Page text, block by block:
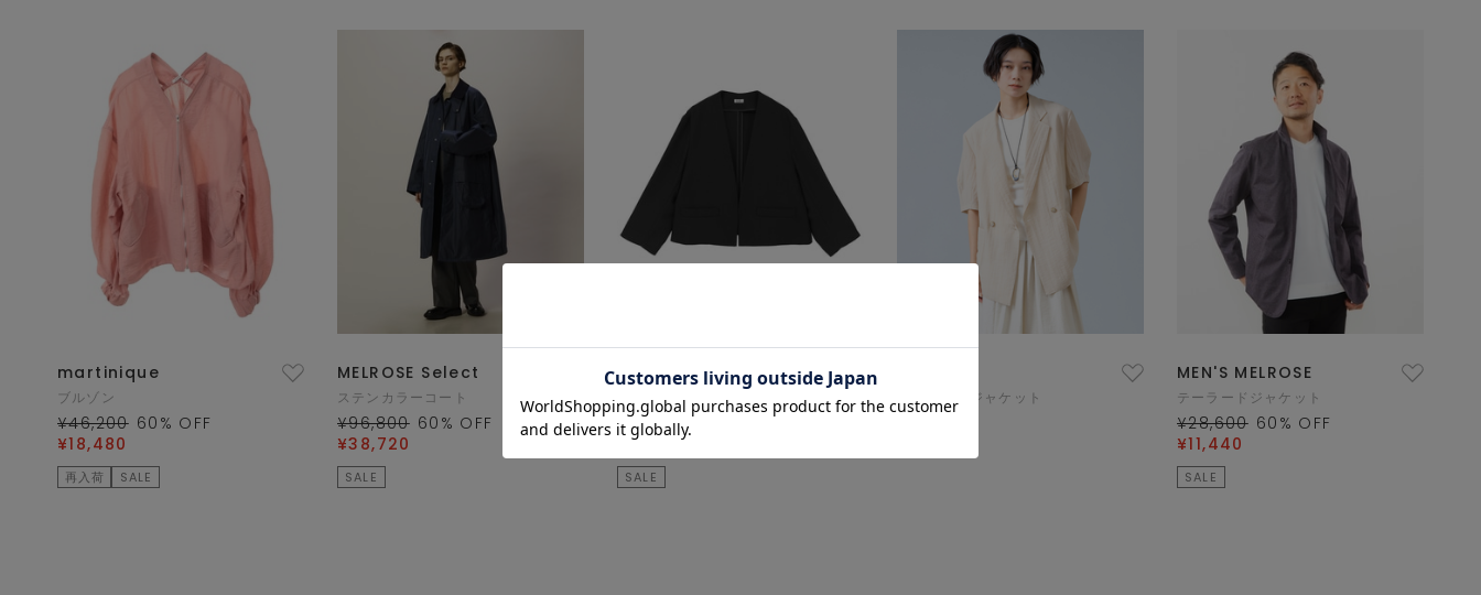
martinique
ブルゾン
¥46,200 60 % OFF
¥18,480
再入荷 SALE
MELROSE Select
ステンカラーコート
¥96,800 60 % OFF
¥38,720
SALE
TIARA
ノーカラージャケット
¥31,900 50
¥15,950
SALE
テーラードジャケット
MEN'S MELROSE
テーラードジャケット
¥28,600 60 % OFF
¥11,440
SALE